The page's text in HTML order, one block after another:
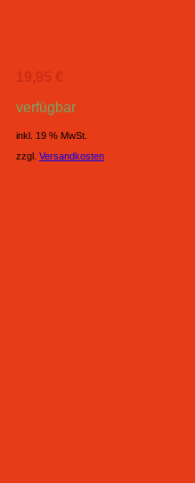
19,95 €
verfügbar
inkl. 19 % MwSt.
zzgl. Versandkosten